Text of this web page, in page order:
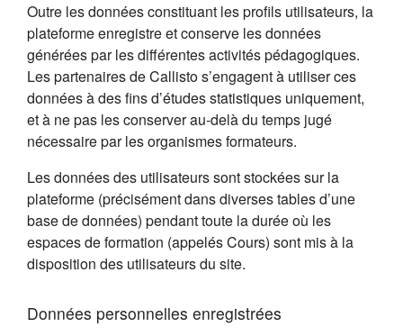
Outre les données constituant les profils utilisateurs, la
plateforme enregistre et conserve les données
générées par les différentes activités pédagogiques.
Les partenaires de Callisto s’engagent à utiliser ces
données à des fins d’études statistiques uniquement,
et à ne pas les conserver au-delà du temps jugé
nécessaire par les organismes formateurs.
Les données des utilisateurs sont stockées sur la
plateforme (précisément dans diverses tables d’une
base de données) pendant toute la durée où les
espaces de formation (appelés Cours) sont mis à la
disposition des utilisateurs du site.
Données personnelles enregistrées